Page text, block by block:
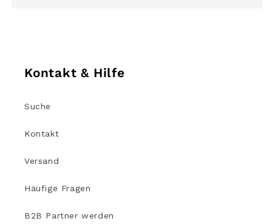
Kontakt & Hilfe
Suche
Kontakt
Versand
Häufige Fragen
B2B Partner werden